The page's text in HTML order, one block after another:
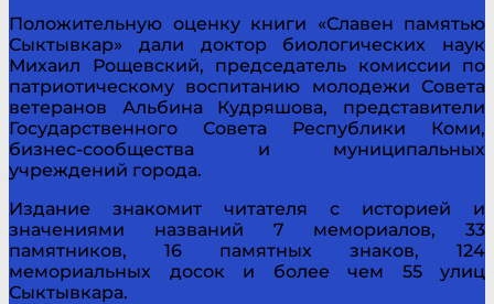
Положительную оценку книги «Славен памятью
Сыктывкар» дали доктор биологических наук
Михаил Рощевский, председатель комиссии по
патриотическому воспитанию молодежи Совета
ветеранов Альбина Кудряшова, представители
Государственного Совета Республики Коми,
бизнес-сообщества и муниципальных
учреждений города.
Издание знакомит читателя с историей и
значениями названий 7 мемориалов, 33
памятников, 16 памятных знаков, 124
мемориальных досок и более чем 55 улиц
Сыктывкара.